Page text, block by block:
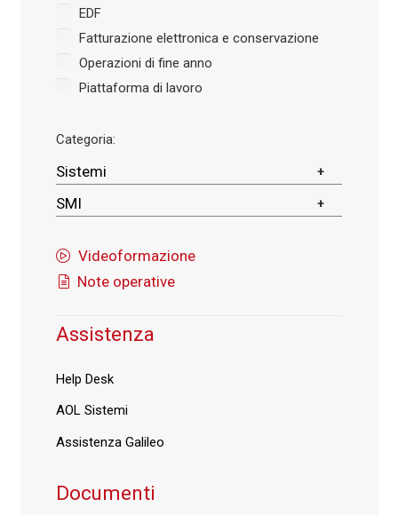
EDF
Fatturazione elettronica e conservazione
Operazioni di fine anno
Piattaforma di lavoro
Categoria:
Sistemi
SMI
Videoformazione
Note operative
Assistenza
Help Desk
AOL Sistemi
Assistenza Galileo
Documenti